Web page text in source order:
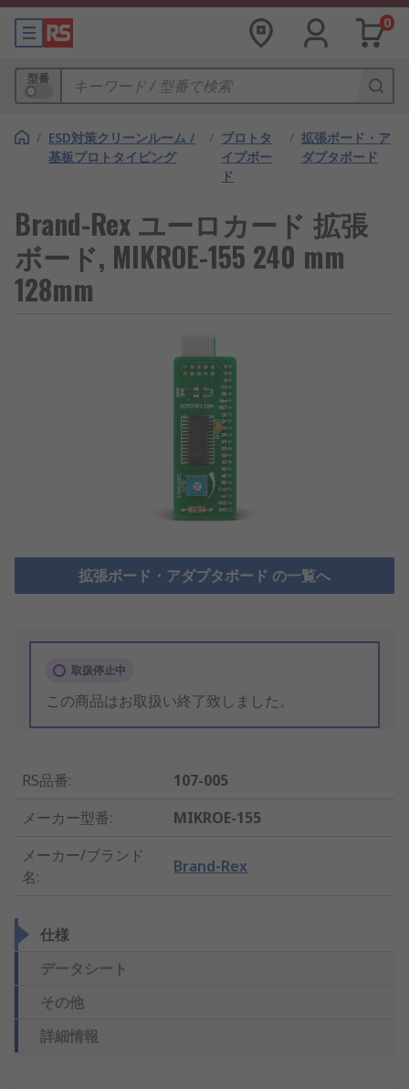
0
型番
/ ESD対策クリーンルーム /
基板プロトタイピング
/ プロトタ
イプボー
ド
/ 拡張ボード・ア
ダプタボード
Brand-Rex ユーロカード 拡張
ボード, MIKROE-155 240 mm
128mm
拡張ボード・アダプタボード の一覧へ
取扱停止中
この商品はお取扱い終了致しました。
RS品番:
107-005
メーカー型番:
MIKROE-155
メーカー/ブランド
名:
Brand-Rex
仕様
データシート
その他
詳細情報